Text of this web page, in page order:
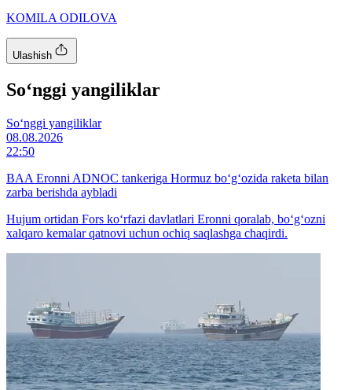
KOMILA ODILOVA
Ulashish
So‘nggi yangiliklar
So‘nggi yangiliklar
08.08.2026
22:50
BAA Eronni ADNOC tankeriga Hormuz bo‘g‘ozida raketa bilan
zarba berishda aybladi
Hujum ortidan Fors ko‘rfazi davlatlari Eronni qoralab, bo‘g‘ozni
xalqaro kemalar qatnovi uchun ochiq saqlashga chaqirdi.